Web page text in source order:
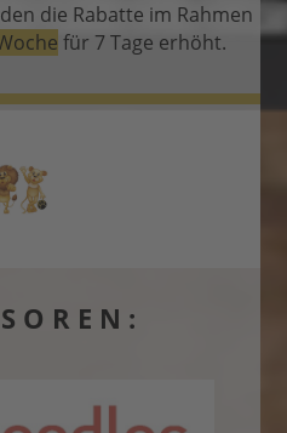
die Rabatte im Rahmen
für 7 Tage erhöht.
O R E N :